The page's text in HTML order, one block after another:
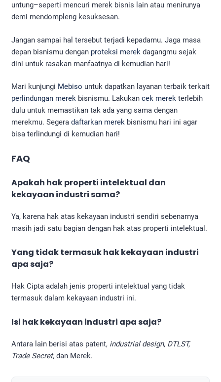
untung–seperti mencuri merek bisnis lain atau menirunya
demi mendompleng kesuksesan.
Jangan sampai hal tersebut terjadi kepadamu. Jaga masa
depan bisnismu dengan proteksi merek dagangmu sejak
dini untuk rasakan manfaatnya di kemudian hari!
Mari kunjungi Mebiso untuk dapatkan layanan terbaik terkait
perlindungan merek bisnismu. Lakukan cek merek terlebih
dulu untuk memastikan tak ada yang sama dengan
merekmu. Segera daftarkan merek bisnismu hari ini agar
bisa terlindungi di kemudian hari!
FAQ
Apakah hak properti intelektual dan
kekayaan industri sama?
Ya, karena hak atas kekayaan industri sendiri sebenarnya
masih jadi satu bagian dengan hak atas properti intelektual.
Yang tidak termasuk hak kekayaan industri
apa saja?
Hak Cipta adalah jenis properti intelektual yang tidak
termasuk dalam kekayaan industri ini.
Isi hak kekayaan industri apa saja?
Antara lain berisi atas patent, industrial design, DTLST,
Trade Secret, dan Merek.